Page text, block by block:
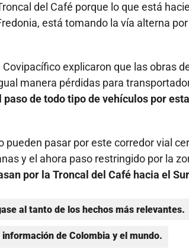
del Café porque lo que está
está tomando la vía alterna
explicaron que las obras
manera pérdidas para
de todo tipo de vehículos por
pasar por este corredor vial
y el ahora paso restringido por la
por la Troncal del Café hacia el
al tanto de los hechos más relevantes.
de Colombia y el mundo.